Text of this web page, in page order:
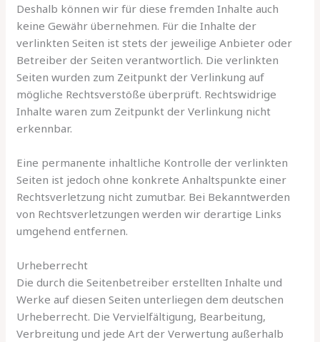
Deshalb können wir für diese fremden Inhalte auch
keine Gewähr übernehmen. Für die Inhalte der
verlinkten Seiten ist stets der jeweilige Anbieter oder
Betreiber der Seiten verantwortlich. Die verlinkten
Seiten wurden zum Zeitpunkt der Verlinkung auf
mögliche Rechtsverstöße überprüft. Rechtswidrige
Inhalte waren zum Zeitpunkt der Verlinkung nicht
erkennbar.
Eine permanente inhaltliche Kontrolle der verlinkten
Seiten ist jedoch ohne konkrete Anhaltspunkte einer
Rechtsverletzung nicht zumutbar. Bei Bekanntwerden
von Rechtsverletzungen werden wir derartige Links
umgehend entfernen.
Urheberrecht
Die durch die Seitenbetreiber erstellten Inhalte und
Werke auf diesen Seiten unterliegen dem deutschen
Urheberrecht. Die Vervielfältigung, Bearbeitung,
Verbreitung und jede Art der Verwertung außerhalb